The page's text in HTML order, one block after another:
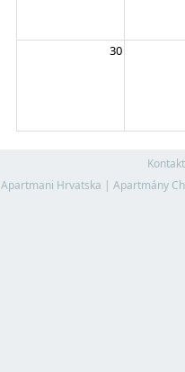
30
Kontakt
Apartmani Hrvatska | Apartmány